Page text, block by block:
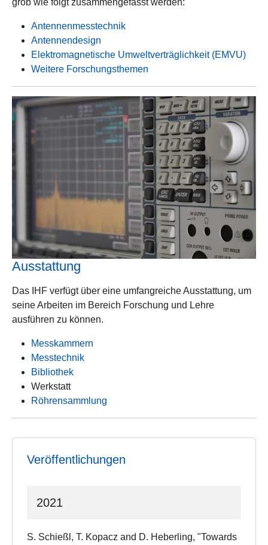
grob wie folgt zusammengefasst werden:
Antennenmesstechnik
Antennendesign
Elektromagnetische Umweltverträglichkeit (EMVU)
Weitere Forschungsthemen
Ausstattung
Das IHF verfügt über eine umfangreiche Ausstattung, um
seine Arbeiten im Bereich Forschung und Lehre
ausführen zu können.
Messkammern
Messtechnik
Bibliothek
Werkstatt
Röhrensammlung
Veröffentlichungen
2021
S. Schießl, T. Kopacz and D. Heberling, "Towards